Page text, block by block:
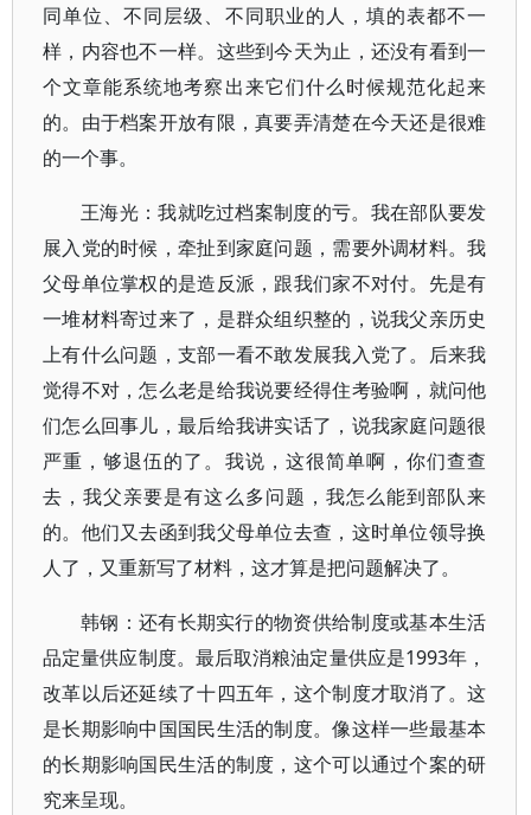
同单位、不同层级、不同职业的人，填的表都不一
样，内容也不一样。这些到今天为止，还没有看到一
个文章能系统地考察出来它们什么时候规范化起来
的。由于档案开放有限，真要弄清楚在今天还是很难
的一个事。
王海光：我就吃过档案制度的亏。我在部队要发
展入党的时候，牵扯到家庭问题，需要外调材料。我
父母单位掌权的是造反派，跟我们家不对付。先是有
一堆材料寄过来了，是群众组织整的，说我父亲历史
上有什么问题，支部一看不敢发展我入党了。后来我
觉得不对，怎么老是给我说要经得住考验啊，就问他
们怎么回事儿，最后给我讲实话了，说我家庭问题很
严重，够退伍的了。我说，这很简单啊，你们查查
去，我父亲要是有这么多问题，我怎么能到部队来
的。他们又去函到我父母单位去查，这时单位领导换
人了，又重新写了材料，这才算是把问题解决了。
韩钢：还有长期实行的物资供给制度或基本生活
品定量供应制度。最后取消粮油定量供应是1993年，
改革以后还延续了十四五年，这个制度才取消了。这
是长期影响中国国民生活的制度。像这样一些最基本
的长期影响国民生活的制度，这个可以通过个案的研
究来呈现。